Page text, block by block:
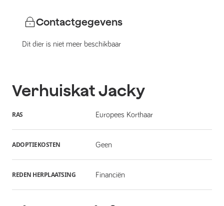
Contactgegevens
Dit dier is niet meer beschikbaar
VerhuiskatJacky
RAS Europees Korthaar
ADOPTIEKOSTEN Geen
REDEN HERPLAATSING Financiën